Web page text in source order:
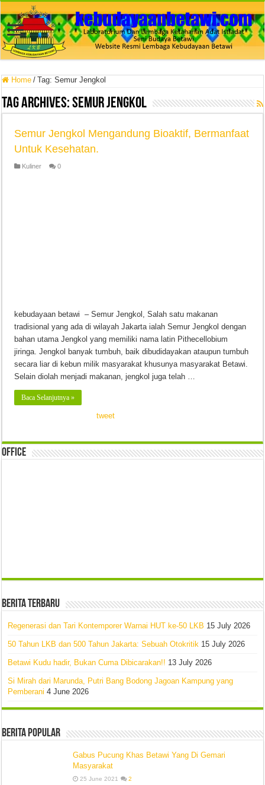
Home / Tag:Semur Jengkol
Tag Archives:Semur Jengkol
Semur Jengkol Mengandung Bioaktif, Bermanfaat
Untuk Kesehatan.
Kuliner 0
kebudayaan betawi – Semur Jengkol, Salah satu makanan
tradisional yang ada di wilayah Jakarta ialah Semur Jengkol dengan
bahan utama Jengkol yang memiliki nama latin Pithecellobium
jiringa. Jengkol banyak tumbuh, baik dibudidayakan ataupun tumbuh
secara liar di kebun milik masyarakat khusunya masyarakat Betawi.
Selain diolah menjadi makanan, jengkol juga telah …
Baca Selanjutnya »
tweet
Office
Berita Terbaru
Regenerasi dan Tari Kontemporer Warnai HUT ke-50 LKB 15 July 2026
50 Tahun LKB dan 500 Tahun Jakarta: Sebuah Otokritik 15 July 2026
Betawi Kudu hadir, Bukan Cuma Dibicarakan!! 13 July 2026
Si Mirah dari Marunda, Putri Bang Bodong Jagoan Kampung yang
Pemberani 4 June 2026
Berita Popular
Gabus Pucung Khas Betawi Yang Di Gemari
Masyarakat
25 June 2021 2